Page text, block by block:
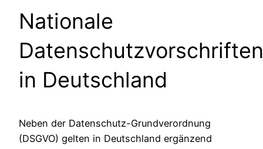
Nationale
Datenschutzvorschriften
in Deutschland
Neben der Datenschutz-Grundverordnung
(DSGVO) gelten in Deutschland ergänzend